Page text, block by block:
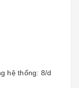
hệ thống: 8/d